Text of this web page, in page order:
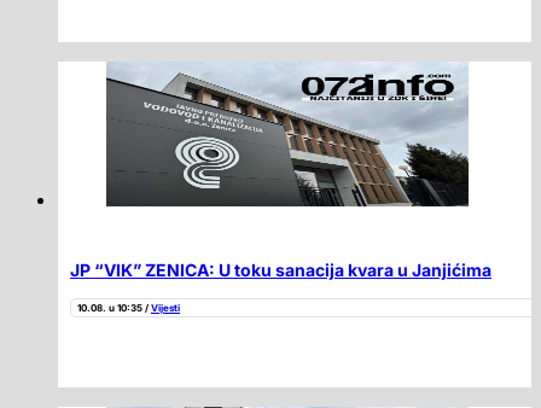
JP “VIK” ZENICA: U toku sanacija kvara u Janjićima
10.08. u 10:35 / Vijesti